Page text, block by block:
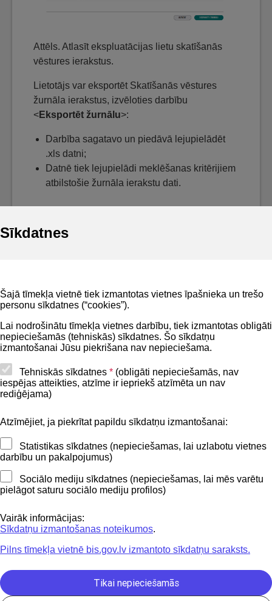
Sīkdatnes
Šajā tīmekļa vietnē tiek izmantotas vietnes īpašnieka un trešo
personu sīkdatnes (“cookies”).
Lai nodrošinātu tīmekļa vietnes darbību, tiek izmantotas obligāti
nepieciešamās (tehniskās) sīkdatnes. Šo sīkdatņu
izmantošanai Jūsu piekrišana nav nepieciešama.
Tehniskās sīkdatnes * (obligāti nepieciešamās, nav
iespējas atteikties, atzīme ir iepriekš atzīmēta un nav
rediģējama)
Atzīmējiet, ja piekrītat papildu sīkdatņu izmantošanai:
Statistikas sīkdatnes (nepieciešamas, lai uzlabotu vietnes
darbību un pakalpojumus)
Sociālo mediju sīkdatnes (nepieciešamas, lai mēs varētu
pielāgot saturu sociālo mediju profilos)
Vairāk informācijas:
Sīkdatņu izmantošanas noteikumos.
Pilns tīmekļa vietnē bis.gov.lv izmantoto sīkdatņu saraksts.
Tikai nepieciešamās
Attēls. Atlasīt ekspluatācijas lietu skatīšanās
vēstures ierakstus.
Lietotājs var eksportēt Skatīšanās vēstures
žurnāla ierakstus, izvēloties darbību
<Eksportēt žurnālu>:
Darbība sagatavo un piedāvā lejupielādēt
.xls datni;
Datnē tiek lejupielādi meklēšanas kritērijiem
atbilstošie žurnāla ierakstu dati.
Privātuma politika
Lapas karte
Piekļūstamības paziņojums
Kontakti
BIS atbalsta dienesta tālrunis:
Sekojiet mums
Lejupielādejiet